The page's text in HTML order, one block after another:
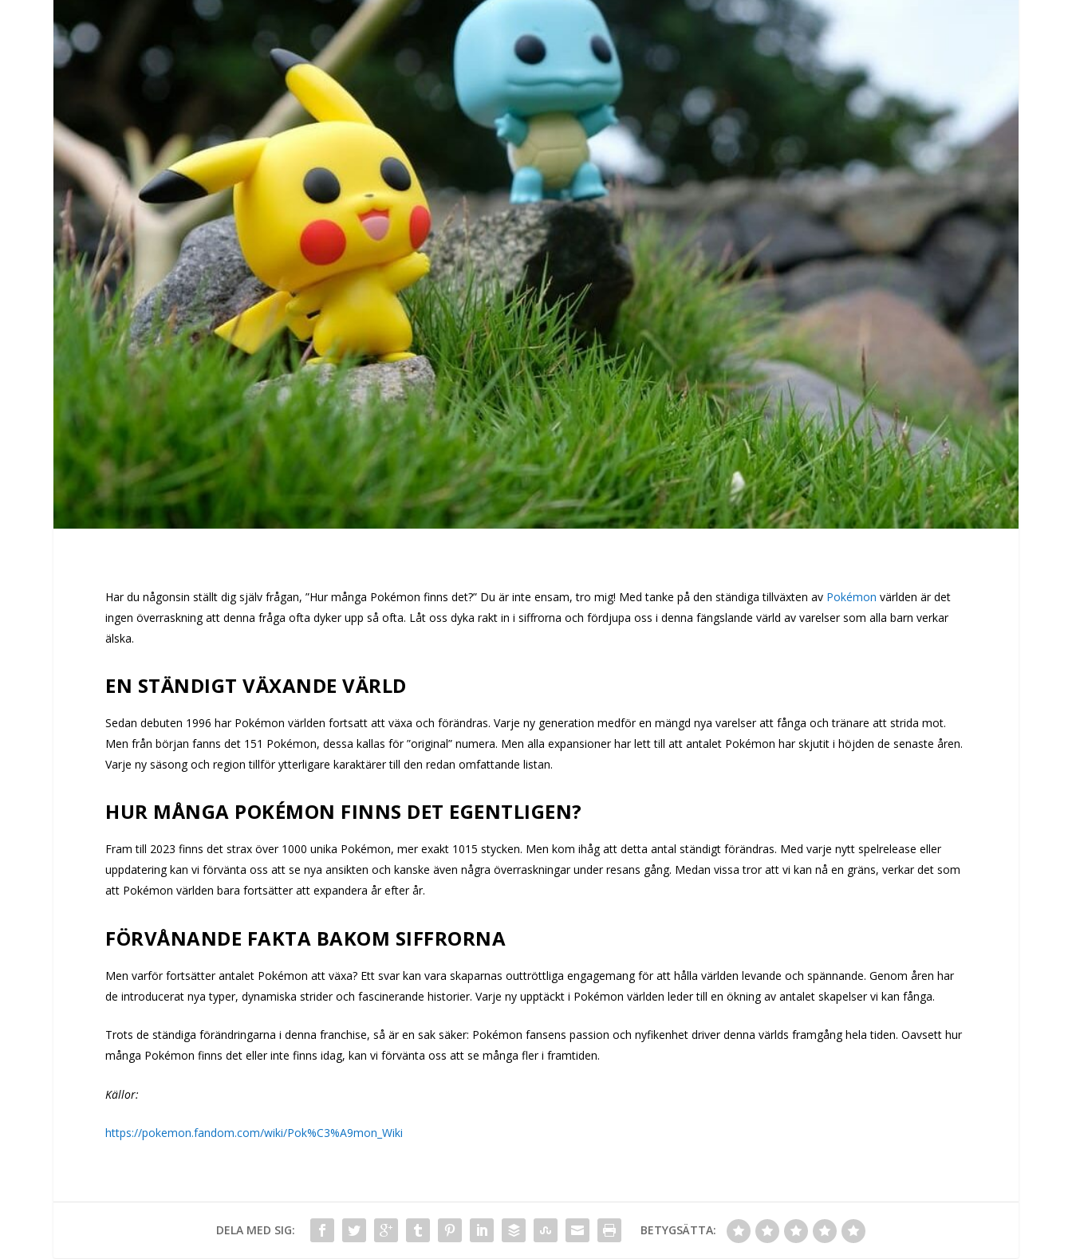
Har du någonsin ställt dig själv frågan, ”Hur många Pokémon finns det?” Du är inte ensam, tro mig! Med tanke på den ständiga tillväxten av Pokémon världen är det
ingen överraskning att denna fråga ofta dyker upp så ofta. Låt oss dyka rakt in i siffrorna och fördjupa oss i denna fängslande värld av varelser som alla barn verkar
älska.
EN STÄNDIGT VÄXANDE VÄRLD
Sedan debuten 1996 har Pokémon världen fortsatt att växa och förändras. Varje ny generation medför en mängd nya varelser att fånga och tränare att strida mot.
Men från början fanns det 151 Pokémon, dessa kallas för ”original” numera. Men alla expansioner har lett till att antalet Pokémon har skjutit i höjden de senaste åren.
Varje ny säsong och region tillför ytterligare karaktärer till den redan omfattande listan.
HUR MÅNGA POKÉMON FINNS DET EGENTLIGEN?
Fram till 2023 finns det strax över 1000 unika Pokémon, mer exakt 1015 stycken. Men kom ihåg att detta antal ständigt förändras. Med varje nytt spelrelease eller
uppdatering kan vi förvänta oss att se nya ansikten och kanske även några överraskningar under resans gång. Medan vissa tror att vi kan nå en gräns, verkar det som
att Pokémon världen bara fortsätter att expandera år efter år.
FÖRVÅNANDE FAKTA BAKOM SIFFRORNA
Men varför fortsätter antalet Pokémon att växa? Ett svar kan vara skaparnas outtröttliga engagemang för att hålla världen levande och spännande. Genom åren har
de introducerat nya typer, dynamiska strider och fascinerande historier. Varje ny upptäckt i Pokémon världen leder till en ökning av antalet skapelser vi kan fånga.
Trots de ständiga förändringarna i denna franchise, så är en sak säker: Pokémon fansens passion och nyfikenhet driver denna världs framgång hela tiden. Oavsett hur
många Pokémon finns det eller inte finns idag, kan vi förvänta oss att se många fler i framtiden.
Källor:
https://pokemon.fandom.com/wiki/Pok%C3%A9mon_Wiki
DELA MED SIG: BETYGSÄTTA: